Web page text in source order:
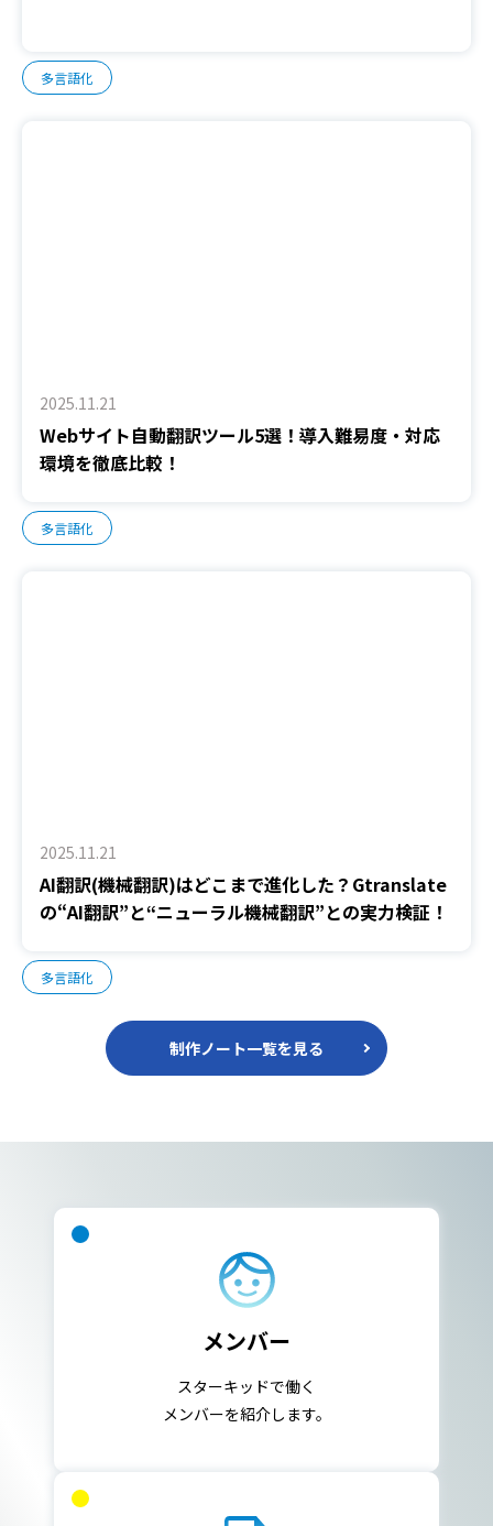
多言語化
2025.11.21
Webサイト自動翻訳ツール5選！導入難易度・対応
環境を徹底比較！
多言語化
2025.11.21
AI翻訳(機械翻訳)はどこまで進化した？Gtranslate
の“AI翻訳”と“ニューラル機械翻訳”との実力検証！
多言語化
制作ノート一覧を見る
メンバー
スターキッドで働く
メンバーを紹介します。